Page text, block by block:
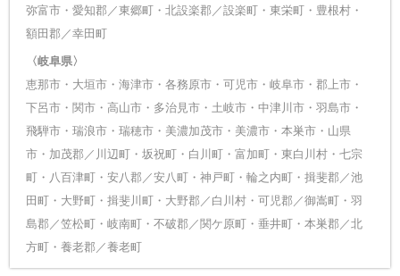
弥富市・愛知郡／東郷町・北設楽郡／設楽町・東栄町・豊根村・
額田郡／幸田町
〈岐阜県〉
恵那市・大垣市・海津市・各務原市・可児市・岐阜市・郡上市・
下呂市・関市・高山市・多治見市・土岐市・中津川市・羽島市・
飛騨市・瑞浪市・瑞穂市・美濃加茂市・美濃市・本巣市・山県
市・加茂郡／川辺町・坂祝町・白川町・富加町・東白川村・七宗
町・八百津町・安八郡／安八町・神戸町・輪之内町・揖斐郡／池
田町・大野町・揖斐川町・大野郡／白川村・可児郡／御嵩町・羽
島郡／笠松町・岐南町・不破郡／関ケ原町・垂井町・本巣郡／北
方町・養老郡／養老町